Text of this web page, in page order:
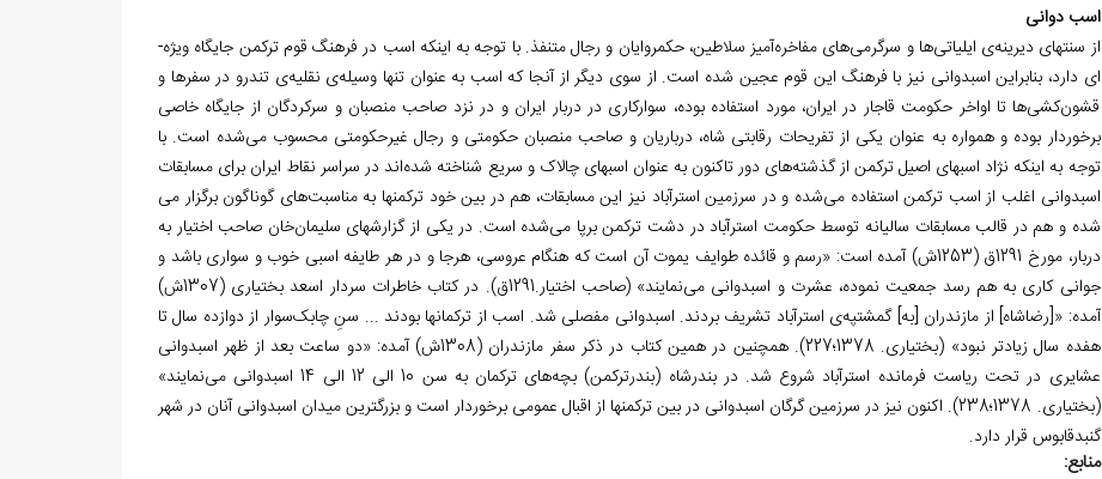
اسب­ دوانی
از سنت­های دیرینه­‌ی ایلیاتی‌­ها و سرگرمی‌­های مفاخره­‌آمیز سلاطین، حکمروایان و رجال متنفذ. با توجه به این­که اسب در فرهنگ قوم ترکمن جایگاه ویژه‌­
ای دارد، بنابراین اسب­دوانی نیز با فرهنگ این قوم عجین شده است. از سوی دیگر از آن­جا که اسب به عنوان تنها وسیله­‌ی نقلیه‌­ی تندرو در سفرها و
قشون­‌کشی‌­ها تا اواخر حکومت قاجار در ایران، مورد استفاده بوده، سوارکاری در دربار ایران و در نزد صاحب­ منصبان و سرکردگان از جایگاه خاصی
برخوردار بوده و همواره به عنوان یکی از تفریحات رقابتی شاه، درباریان و صاحب­ منصبان حکومتی و رجال غیرحکومتی محسوب می­‌شده است. با
توجه به این­که نژاد اسب­های اصیل ترکمن از گذشته‌­های دور تاکنون به عنوان اسب­های چالاک و سریع شناخته شده‌­اند در سراسر نقاط ایران برای مسابقات
اسب­دوانی اغلب از اسب ترکمن استفاده می­‌شده و در سرزمین استرآباد نیز این مسابقات، هم در بین خود ترکمن­ها به مناسبت­‌های گوناگون برگزار می­‌
شده و هم در قالب مسابقات سالیانه توسط حکومت استرآباد در دشت ترکمن برپا می‌­شده است. در یکی از گزارش­های سلیمان­‌خان صاحب­ اختیار به
دربار، مورخ 1291ق (1253ش) آمده است: «رسم و قائده طوایف یموت آن است که هنگام عروسی، هرجا و در هر طایفه اسبی خوب و سواری باشد و
جوانی کاری به ­هم رسد جمعیت نموده، عشرت و اسب­دوانی می­‌نمایند» (صاحب ­اختیار.1291ق). در کتاب خاطرات سردار اسعد بختیاری (1307ش)
آمده: «[رضاشاه] از مازندران [به] گمش­تپه‌­ی استرآباد تشریف بردند. اسب­دوانی مفصلی شد. اسب از ترکمان­ها بودند ... سنِ چابک‌­سوار از دوازده سال تا
هفده سال زیادتر نبود» (بختیاری. 1378؛227). هم­چنین در همین کتاب در ذکر سفر مازندران (1308ش) آمده: «دو ساعت بعد از ظهر اسب­دوانی
عشایری در تحت ریاست فرمانده استرآباد شروع شد. در بندرشاه (بندرترکمن) بچه‌های ترکمان به سن 10 الی 12 الی 14 اسب­دوانی می‌­نمایند»
(بختیاری. 1378؛238). اکنون نیز در سرزمین گرگان اسب­دوانی در بین ترکمن­ها از اقبال عمومی‌ برخوردار است و بزرگترین میدان اسب­دوانی آنان در شهر
گنبدقابوس قرار دارد.
منابع: